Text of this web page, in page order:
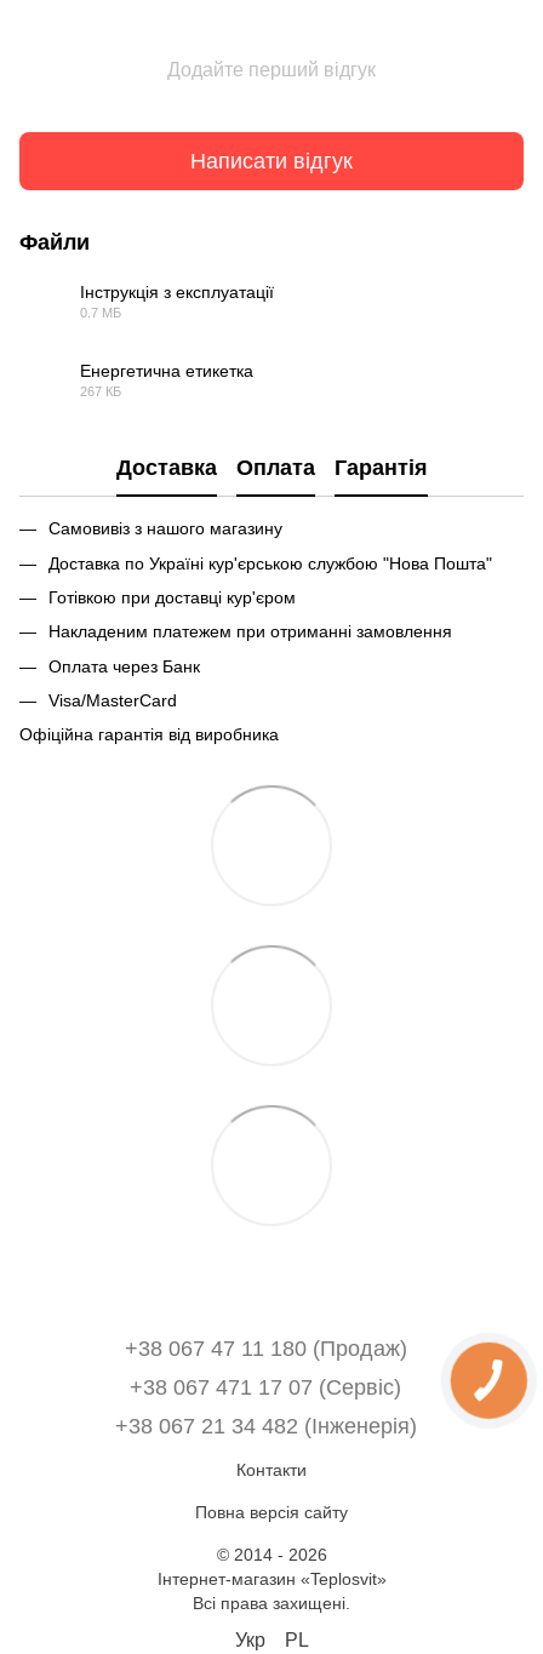
Додайте перший відгук
Написати відгук
Файли
Інструкція з експлуатації
0.7 МБ
Енергетична етикетка
267 КБ
Доставка Оплата Гарантія
Самовивіз з нашого магазину
Доставка по Україні кур'єрською службою "Нова Пошта"
Готівкою при доставці кур'єром
Накладеним платежем при отриманні замовлення
Оплата через Банк
Visa/MasterCard
Офіційна гарантія від виробника
+38 067 47 11 180 (Продаж)
+38 067 471 17 07 (Сервіс)
‎+38 067 21 34 482 (Інженерія)
Контакти
Повна версія сайту
© 2014 - 2026
Інтернет-магазин «Teplosvit»
Всі права захищені.
Укр PL